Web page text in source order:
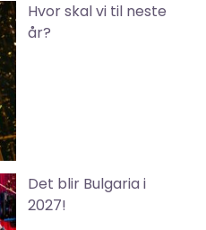
Hvor skal vi til neste
år?
Det blir Bulgaria i
2027!